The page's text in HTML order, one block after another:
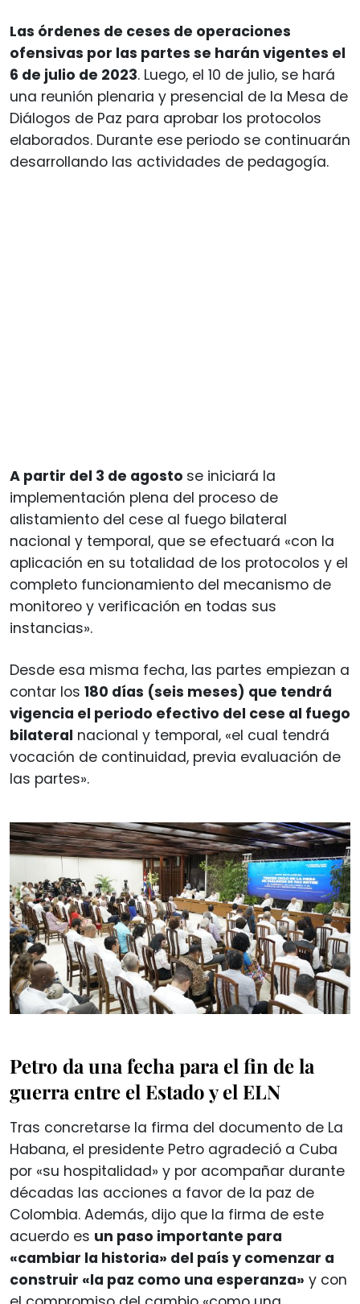
Las órdenes de ceses de operaciones
ofensivas por las partes se harán vigentes el
6 de julio de 2023. Luego, el 10 de julio, se hará
una reunión plenaria y presencial de la Mesa de
Diálogos de Paz para aprobar los protocolos
elaborados. Durante ese periodo se continuarán
desarrollando las actividades de pedagogía.
A partir del 3 de agosto se iniciará la
implementación plena del proceso de
alistamiento del cese al fuego bilateral
nacional y temporal, que se efectuará «con la
aplicación en su totalidad de los protocolos y el
completo funcionamiento del mecanismo de
monitoreo y verificación en todas sus
instancias».
Desde esa misma fecha, las partes empiezan a
contar los 180 días (seis meses) que tendrá
vigencia el periodo efectivo del cese al fuego
bilateral nacional y temporal, «el cual tendrá
vocación de continuidad, previa evaluación de
las partes».
Petro da una fecha para el fin de la
guerra entre el Estado y el ELN
Tras concretarse la firma del documento de La
Habana, el presidente Petro agradeció a Cuba
por «su hospitalidad» y por acompañar durante
décadas las acciones a favor de la paz de
Colombia. Además, dijo que la firma de este
acuerdo es un paso importante para
«cambiar la historia» del país y comenzar a
construir «la paz como una esperanza» y con